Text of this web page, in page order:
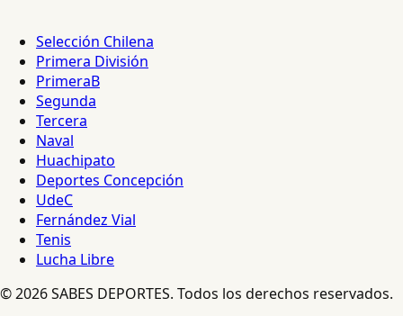
Selección Chilena
Primera División
PrimeraB
Segunda
Tercera
Naval
Huachipato
Deportes Concepción
UdeC
Fernández Vial
Tenis
Lucha Libre
© 2026 SABES DEPORTES. Todos los derechos reservados.